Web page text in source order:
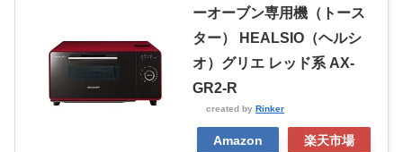
ーオーブン専用機（トース
ター） HEALSIO（ヘルシ
オ）グリエ レッド系 AX-
GR2-R
created by Rinker
Amazon 楽天市場